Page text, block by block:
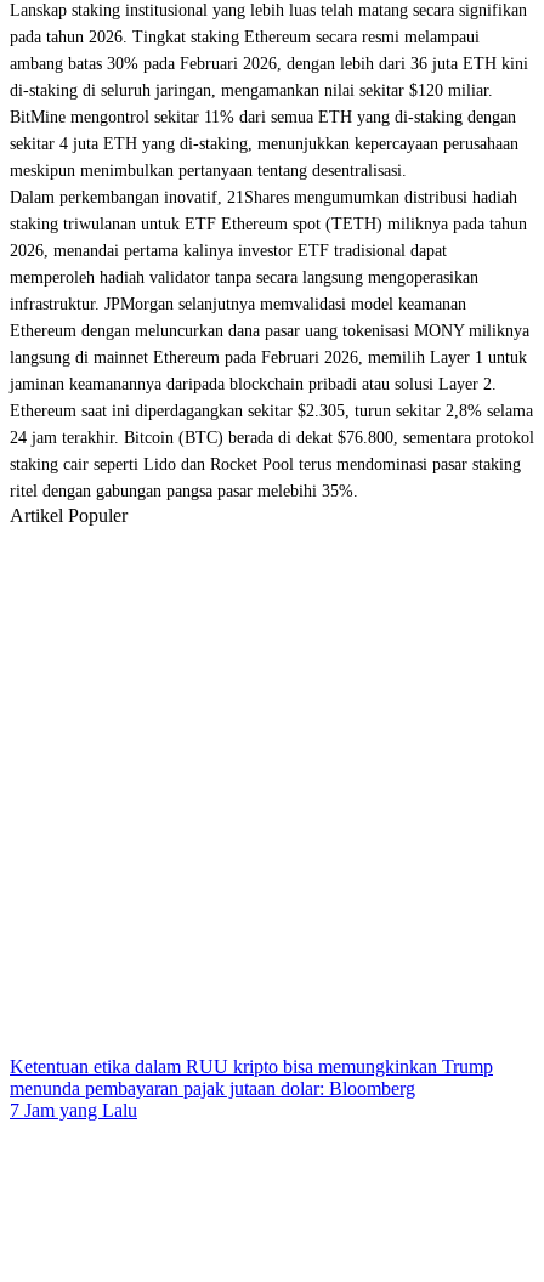
Lanskap staking institusional yang lebih luas telah matang secara signifikan
pada tahun 2026. Tingkat staking Ethereum secara resmi melampaui
ambang batas 30% pada Februari 2026, dengan lebih dari 36 juta ETH kini
di-staking di seluruh jaringan, mengamankan nilai sekitar $120 miliar.
BitMine mengontrol sekitar 11% dari semua ETH yang di-staking dengan
sekitar 4 juta ETH yang di-staking, menunjukkan kepercayaan perusahaan
meskipun menimbulkan pertanyaan tentang desentralisasi.
Dalam perkembangan inovatif, 21Shares mengumumkan distribusi hadiah
staking triwulanan untuk ETF Ethereum spot (TETH) miliknya pada tahun
2026, menandai pertama kalinya investor ETF tradisional dapat
memperoleh hadiah validator tanpa secara langsung mengoperasikan
infrastruktur. JPMorgan selanjutnya memvalidasi model keamanan
Ethereum dengan meluncurkan dana pasar uang tokenisasi MONY miliknya
langsung di mainnet Ethereum pada Februari 2026, memilih Layer 1 untuk
jaminan keamanannya daripada blockchain pribadi atau solusi Layer 2.
Ethereum saat ini diperdagangkan sekitar $2.305, turun sekitar 2,8% selama
24 jam terakhir. Bitcoin (BTC) berada di dekat $76.800, sementara protokol
staking cair seperti Lido dan Rocket Pool terus mendominasi pasar staking
ritel dengan gabungan pangsa pasar melebihi 35%.
Artikel Populer
Ketentuan etika dalam RUU kripto bisa memungkinkan Trump
menunda pembayaran pajak jutaan dolar: Bloomberg
7 Jam yang Lalu